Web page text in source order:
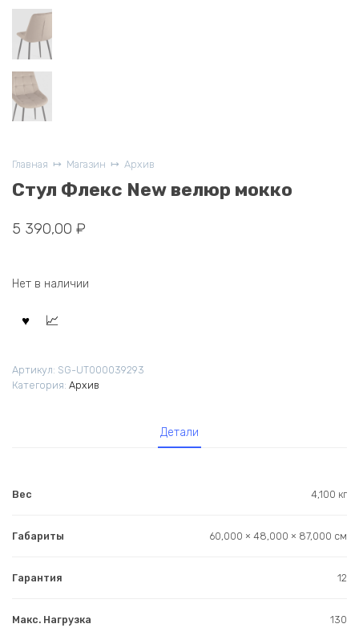
Главная Магазин Архив
Стул Флекс New велюр мокко
5 390,00 ₽
Нет в наличии
Артикул: SG-UT000039293
Категория: Архив
Детали
Вес 4,100 кг
Габариты 60,000 × 48,000 × 87,000 см
Гарантия 12
Макс. Нагрузка 130